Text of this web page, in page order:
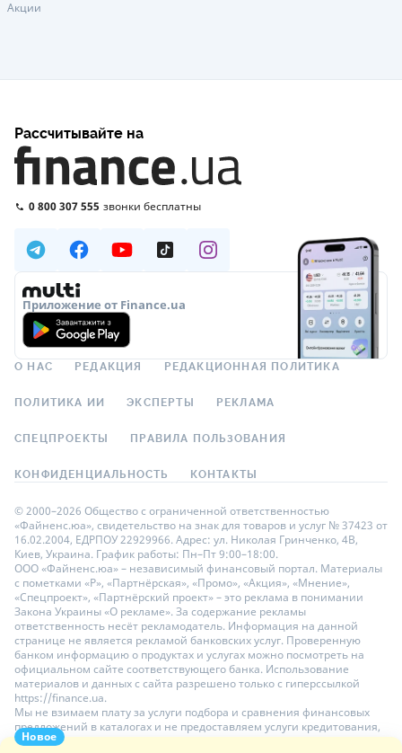
Новое
Акции
Рассчитывайте на
0 800 307 555 звонки бесплатны
Приложение от Finance.ua
О НАС РЕДАКЦИЯ РЕДАКЦИОННАЯ ПОЛИТИКА
ПОЛИТИКА ИИ ЭКСПЕРТЫ РЕКЛАМА
СПЕЦПРОЕКТЫ ПРАВИЛА ПОЛЬЗОВАНИЯ
КОНФИДЕНЦИАЛЬНОСТЬ КОНТАКТЫ
© 2000–2026 Общество с ограниченной ответственностью
«Файненс.юа», свидетельство на знак для товаров и услуг № 37423 от
16.02.2004, ЕДРПОУ 22929966. Адрес: ул. Николая Гринченко, 4В,
Киев, Украина. График работы: Пн–Пт 9:00–18:00.
ООО «Файненс.юа» – независимый финансовый портал. Материалы
с пометками «Р», «Партнёрская», «Промо», «Акция», «Мнение»,
«Спецпроект», «Партнёрский проект» – это реклама в понимании
Закона Украины «О рекламе». За содержание рекламы
ответственность несёт рекламодатель. Информация на данной
странице не является рекламой банковских услуг. Проверенную
банком информацию о продуктах и услугах можно посмотреть на
официальном сайте соответствующего банка. Использование
материалов и данных с сайта разрешено только с гиперссылкой
https://finance.ua.
Мы не взимаем плату за услуги подбора и сравнения финансовых
предложений в каталогах и не предоставляем услуги кредитования,
размещения депозитов и страхования. Ваши личные данные на